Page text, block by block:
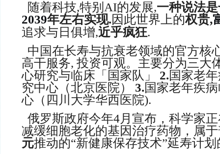
随着科技,特别AI的发展,一种说法是
2039年左右实现. 因此世界上的权贵,
追求与日俱增,近乎疯狂.
中国在长寿与抗衰老领域的官方核
高干服务, 投资可观。 主要分为三大
心研究与临床「国家队」 2. 国家老
究中心（北京医院） 3. 国家老年疾
心（四川大学华西医院).
俄罗斯政府今年4月宣布，科学家
减缓细胞老化的基因治疗药物，属
元推动的“新健康保存技术”延寿计